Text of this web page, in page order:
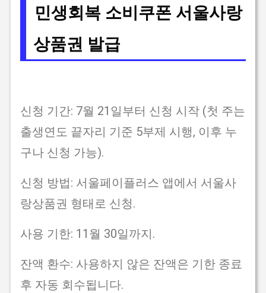
민생회복 소비쿠폰 서울사랑
상품권 발급
신청 기간: 7월 21일부터 신청 시작 (첫 주는
출생연도 끝자리 기준 5부제 시행, 이후 누
구나 신청 가능).
신청 방법: 서울페이플러스 앱에서 서울사
랑상품권 형태로 신청.
사용 기한: 11월 30일까지.
잔액 환수: 사용하지 않은 잔액은 기한 종료
후 자동 회수됩니다.